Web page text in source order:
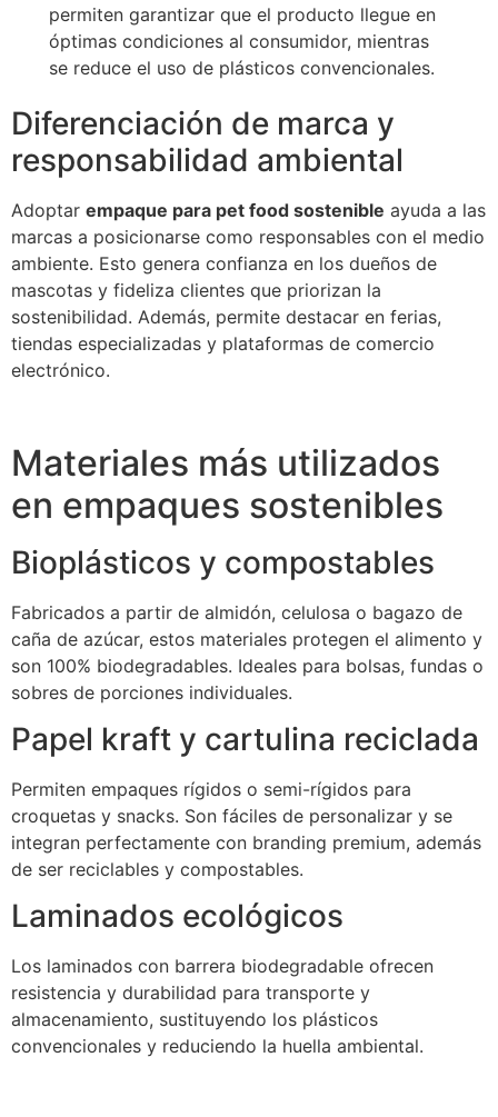
permiten garantizar que el producto llegue en
óptimas condiciones al consumidor, mientras
se reduce el uso de plásticos convencionales.
Diferenciación de marca y
responsabilidad ambiental
Adoptar empaque para pet food sostenible ayuda a las
marcas a posicionarse como responsables con el medio
ambiente. Esto genera confianza en los dueños de
mascotas y fideliza clientes que priorizan la
sostenibilidad. Además, permite destacar en ferias,
tiendas especializadas y plataformas de comercio
electrónico.
Materiales más utilizados
en empaques sostenibles
Bioplásticos y compostables
Fabricados a partir de almidón, celulosa o bagazo de
caña de azúcar, estos materiales protegen el alimento y
son 100% biodegradables. Ideales para bolsas, fundas o
sobres de porciones individuales.
Papel kraft y cartulina reciclada
Permiten empaques rígidos o semi-rígidos para
croquetas y snacks. Son fáciles de personalizar y se
integran perfectamente con branding premium, además
de ser reciclables y compostables.
Laminados ecológicos
Los laminados con barrera biodegradable ofrecen
resistencia y durabilidad para transporte y
almacenamiento, sustituyendo los plásticos
convencionales y reduciendo la huella ambiental.